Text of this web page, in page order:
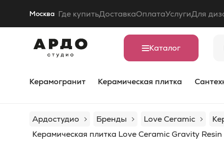
Москва Где купитьДоставкаОплатаУслугиДля
Каталог
Керамогранит Керамическая плитка
Ардостудио Бренды Love Ceramic
Керамическая плитка Love Ceramic Gravity